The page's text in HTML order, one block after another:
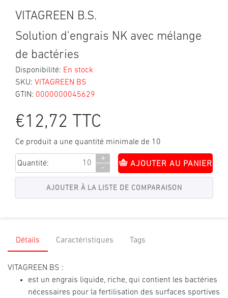
VITAGREEN B.S.
Solution d'engrais NK avec mélange
de bactéries
Disponibilité: En stock
SKU: VITAGREEN BS
GTIN: 0000000045629
€12,72 TTC
Ce produit a une quantité minimale de 10
Quantité:
+
-
AJOUTER AU PANIER
Détails Caractéristiques Tags
VITAGREEN BS :
est un engrais liquide, riche, qui contient les bactéries
nécessaires pour la fertilisation des surfaces sportives